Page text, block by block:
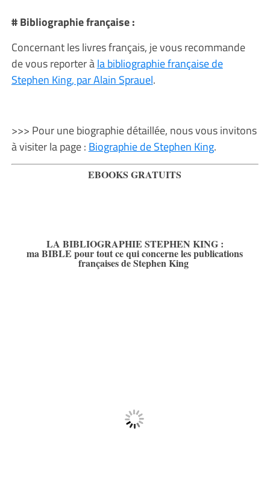
# Bibliographie française :
Concernant les livres français, je vous recommande
de vous reporter àla bibliographie française de
Stephen King, par Alain Sprauel.
>>> Pour une biographie détaillée, nous vous invitons
à visiter la page : Biographie de Stephen King.
EBOOKS GRATUITS
LA BIBLIOGRAPHIE STEPHEN KING :
ma BIBLE pour tout ce qui concerne les publications
françaises de Stephen King